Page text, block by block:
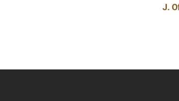
J.